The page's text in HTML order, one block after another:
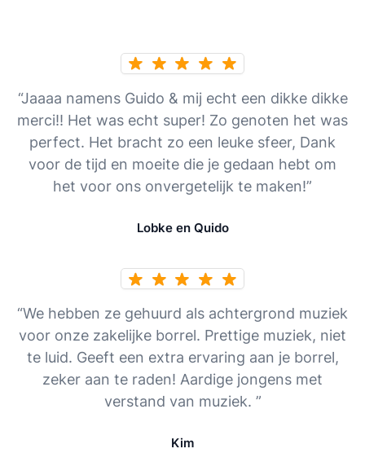
“Jaaaa namens Guido & mij echt een dikke dikke
merci!! Het was echt super! Zo genoten het was
perfect. Het bracht zo een leuke sfeer, Dank
voor de tijd en moeite die je gedaan hebt om
het voor ons onvergetelijk te maken!”
Lobke en Quido
“We hebben ze gehuurd als achtergrond muziek
voor onze zakelijke borrel. Prettige muziek, niet
te luid. Geeft een extra ervaring aan je borrel,
zeker aan te raden! Aardige jongens met
verstand van muziek. ”
Kim